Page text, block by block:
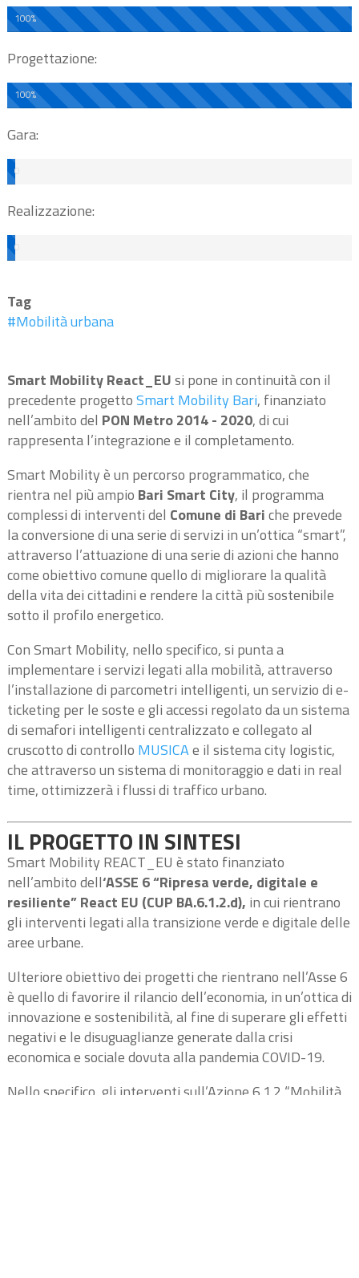
100%
Progettazione:
100%
Gara:
0
Realizzazione:
0
Tag
#Mobilità urbana
Smart Mobility React_EUsi pone in continuità con il
precedente progettoSmart Mobility Bari, finanziato
nell’ambito del PON Metro 2014 - 2020, di cui
rappresenta l’integrazione e il completamento.
Smart Mobility è un percorso programmatico, che
rientra nel più ampio Bari Smart City, il programma
complessi di interventi del Comune di Bariche prevede
la conversione di una serie di servizi in un’ottica “smart”,
attraverso l’attuazione di una serie di azioni che hanno
come obiettivo comune quello di migliorare la qualità
della vita dei cittadini e rendere la città più sostenibile
sotto il profilo energetico.
Con Smart Mobility, nello specifico, si punta a
implementare i servizi legati alla mobilità, attraverso
l’installazione di parcometri intelligenti, un servizio di e-
ticketing per le soste e gli accessi regolato da un sistema
di semafori intelligenti centralizzato e collegato al
cruscotto di controllo MUSICAe il sistema city logistic,
che attraverso un sistema di monitoraggio e dati in real
time, ottimizzerà i flussi di traffico urbano.
IL PROGETTO IN SINTESI
Smart Mobility REACT_EU è stato finanziato
nell’ambito dell‘ASSE 6 “Ripresa verde, digitale e
resiliente” React EU (CUP BA.6.1.2.d), in cui rientrano
gli interventi legati alla transizione verde e digitale delle
aree urbane.
Ulteriore obiettivo dei progetti che rientrano nell’Asse 6
è quello di favorire il rilancio dell’economia, in un’ottica di
innovazione e sostenibilità, al fine di superare gli effetti
negativi e le disuguaglianze generate dalla crisi
economica e sociale dovuta alla pandemia COVID-19.
Nello specifico, gli interventi sull’Azione 6.1.2 “Mobilità